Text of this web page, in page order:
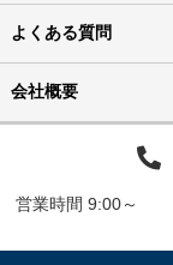
よくある質問
会社概要
営業時間 9:00～